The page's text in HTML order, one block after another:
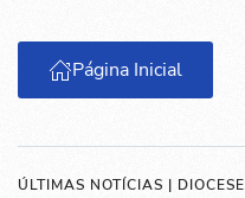
Página Inicial
ÚLTIMAS NOTÍCIAS | DIOCESE